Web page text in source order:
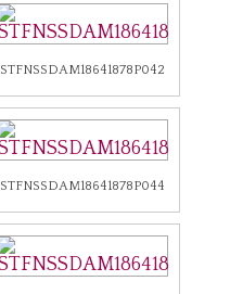
STFNSSDAM18641878P042
STFNSSDAM18641878P044